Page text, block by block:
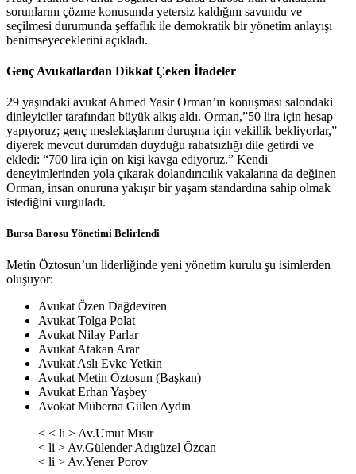
sorunlarını çözme konusunda yetersiz kaldığını savundu ve
seçilmesi durumunda şeffaflık ile demokratik bir yönetim anlayışı
benimseyeceklerini açıkladı.
Genç Avukatlardan Dikkat Çeken İfadeler
29 yaşındaki avukat Ahmed Yasir Orman’ın konuşması salondaki
dinleyiciler tarafından büyük alkış aldı. Orman,”50 lira için hesap
yapıyoruz; genç meslektaşlarım duruşma için vekillik bekliyorlar,”
diyerek mevcut durumdan duyduğu rahatsızlığı dile getirdi ve
ekledi: “700 lira için on kişi kavga ediyoruz.” Kendi
deneyimlerinden yola çıkarak dolandırıcılık vakalarına da değinen
Orman, insan onuruna yakışır bir yaşam standardına sahip olmak
istediğini vurguladı.
Bursa Barosu Yönetimi Belirlendi
Metin Öztosun’un liderliğinde yeni yönetim kurulu şu isimlerden
oluşuyor:
Avukat Özen Dağdeviren
Avukat Tolga Polat
Avukat Nilay Parlar
Avukat Atakan Arar
Avukat Aslı Evke Yetkin
Avukat Metin Öztosun (Başkan)
Avukat Erhan Yaşbey
Avokat Müberna Gülen Aydın
< < li > Av.Umut Mısır
< li > Av.Gülender Adıgüzel Özcan
< li > Av.Yener Porov